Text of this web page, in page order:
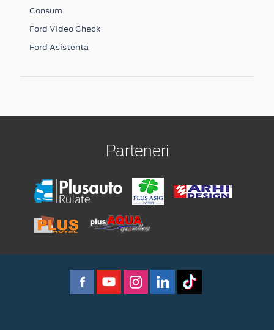
Consum
Ford Video Check
Ford Asistenta
Parteneri